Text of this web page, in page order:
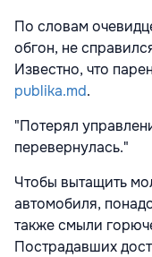
По словам
обгон, не
Известно, что
publika.md.
"Потерял
перевернулась."
Чтобы вытащить
автомобиля,
также смыли
Пострадавших